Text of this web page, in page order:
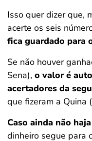
Isso quer dizer que,
acerte os seis
fica guardado para
Se não houver
Sena), o valor é
acertadores da
que fizeram a Quina
Caso ainda não
dinheiro segue para